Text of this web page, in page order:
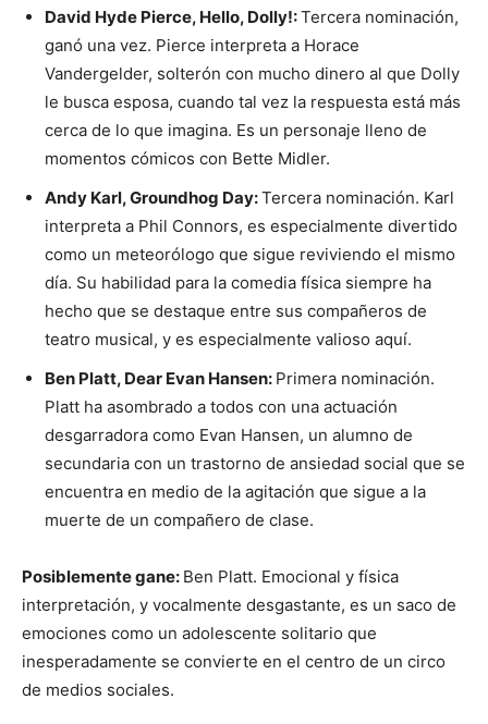
David Hyde Pierce, Hello, Dolly!:Tercera nominación,
ganó una vez. Pierce interpreta a Horace
Vandergelder, solterón con mucho dinero al que Dolly
le busca esposa, cuando tal vez la respuesta está más
cerca de lo que imagina. Es un personaje lleno de
momentos cómicos con Bette Midler.
Andy Karl, Groundhog Day:Tercera nominación. Karl
interpreta a Phil Connors, es especialmente divertido
como un meteorólogo que sigue reviviendo el mismo
día. Su habilidad para la comedia física siempre ha
hecho que se destaque entre sus compañeros de
teatro musical, y es especialmente valioso aquí.
Ben Platt, Dear Evan Hansen: Primera nominación.
Platt ha asombrado a todos con una actuación
desgarradora como Evan Hansen, un alumno de
secundaria con un trastorno de ansiedad social que se
encuentra en medio de la agitación que sigue a la
muerte de un compañero de clase.
Posiblemente gane: Ben Platt. Emocional y física
interpretación, y vocalmente desgastante, es un saco de
emociones como un adolescente solitario que
inesperadamente se convierte en el centro de un circo
de medios sociales.